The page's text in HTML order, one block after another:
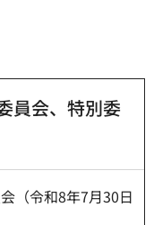
員会、特別委
（令和8年7月30日